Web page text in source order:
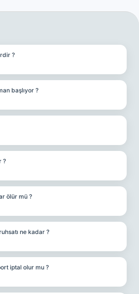
?
başlıyor ?
?
ölür mü ?
ne kadar ?
iptal olur mu ?